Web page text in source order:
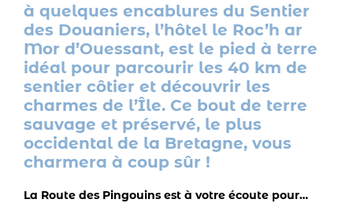
à quelques encablures du Sentier
des Douaniers, l’hôtel le Roc’h ar
Mor d’Ouessant, est le pied à terre
idéal pour parcourir les 40 km de
sentier côtier et découvrir les
charmes de l’Île. Ce bout de terre
sauvage et préservé, le plus
occidental de la Bretagne, vous
charmera à coup sûr !
La Route des Pingouins est à votre écoute pour…